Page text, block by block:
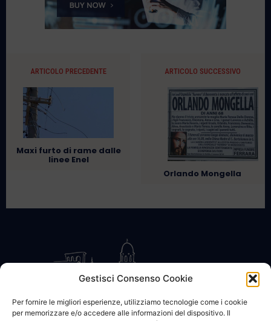
Gestisci Consenso Cookie
Per fornire le migliori esperienze, utilizziamo tecnologie come i cookie
per memorizzare e/o accedere alle informazioni del dispositivo. Il
ARTICOLO PRECEDENTE
Maxi furto di rame dalle
linee Enel
ARTICOLO SUCCESSIVO
Orlando Mongella